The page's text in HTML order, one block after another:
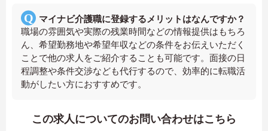
マイナビ介護職に登録するメリットはなんですか？
職場の雰囲気や実際の残業時間などの情報提供はもちろ
ん、希望勤務地や希望年収などの条件をお伝えいただく
ことで他の求人をご紹介することも可能です。面接の日
程調整や条件交渉なども代行するので、効率的に転職活
動がしたい方におすすめです。
この求人についてのお問い合わせはこちら